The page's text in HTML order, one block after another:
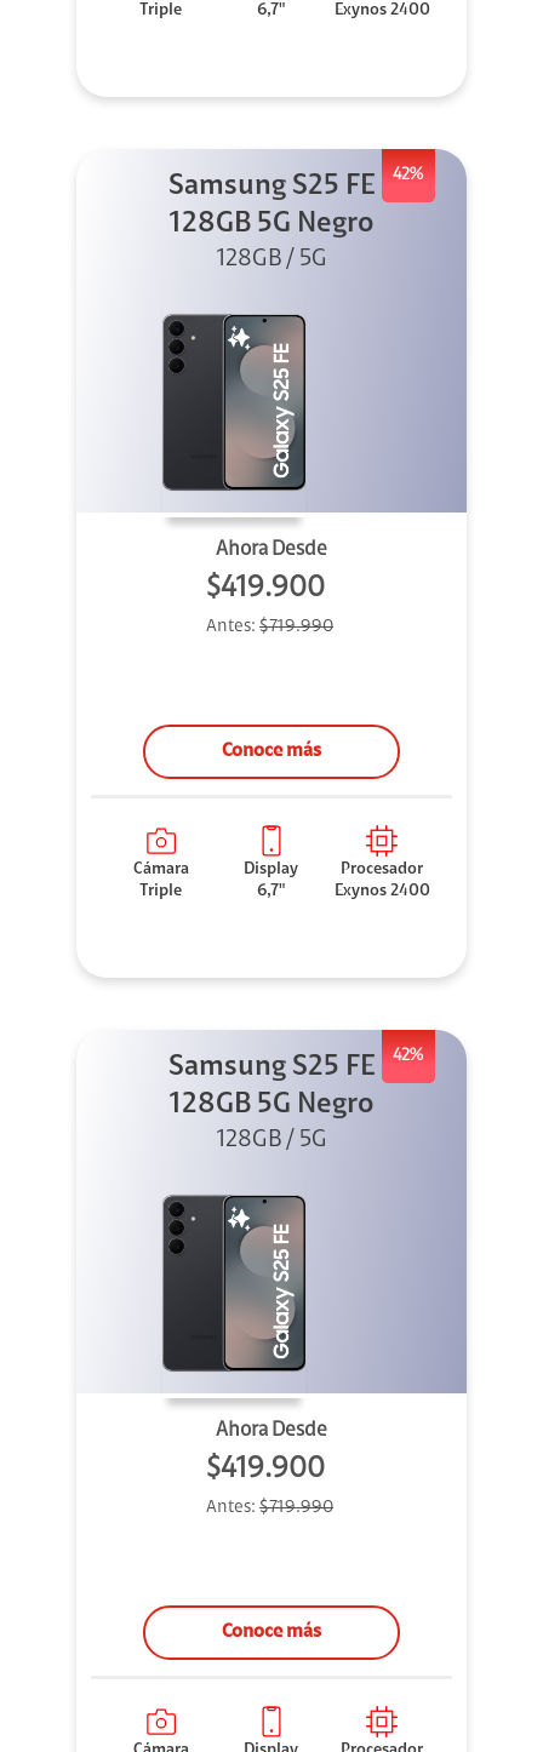
Triple
6,7"
Exynos 2400
42%
Samsung S25 FE
128GB 5G Negro
128GB / 5G
Ahora Desde
$419.900
Antes: $719.990
Conoce más
Cámara
Triple
Display
6,7"
Procesador
Exynos 2400
42%
Samsung S25 FE
128GB 5G Negro
128GB / 5G
Ahora Desde
$419.900
Antes: $719.990
Conoce más